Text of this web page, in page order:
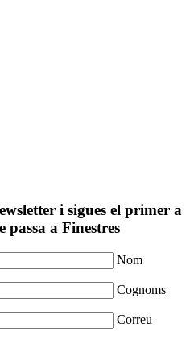
i sigues el primer a
passa a Finestres
Nom
Cognoms
Correu